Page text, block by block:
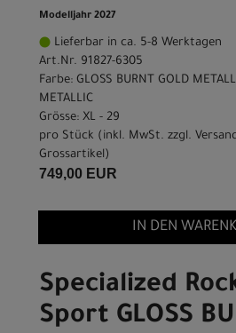
Modelljahr 2027
Lieferbar in ca. 5-8 Werktagen
Art.Nr. 91827-6305
Farbe: GLOSS BURNT GOLD
METALLIC
Grösse: XL - 29
pro Stück (inkl. MwSt. zzgl.
Grossartikel)
749,00 EUR
IN DEN
Specialized
Sport GLOSS